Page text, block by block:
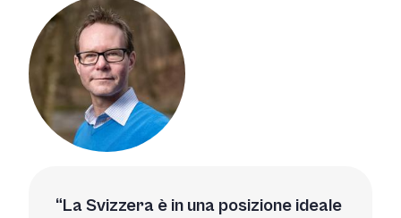
La Svizzera è in una posizione ideale